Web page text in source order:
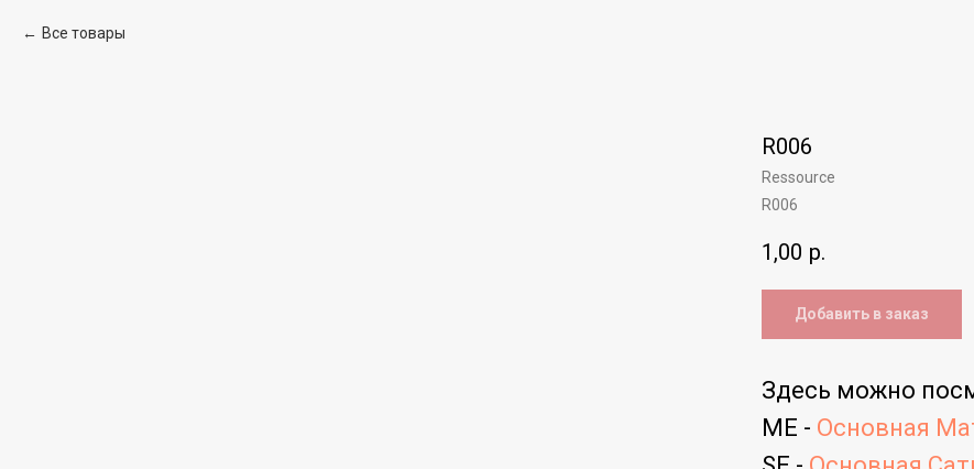
Все товары
R006
Ressource
R006
1,00 р.
Добавить в заказ
Здесь можно
ME - Основная